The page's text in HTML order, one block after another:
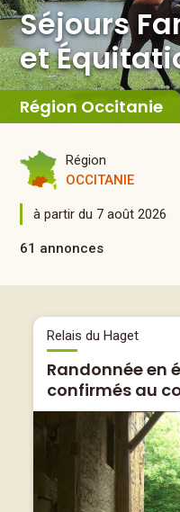
Séjours
et
Région Occitanie
Région
OCCITANIE
à partir du 7 août 2026
61 annonces
Relais du Haget
Randonnée en
confirmés au